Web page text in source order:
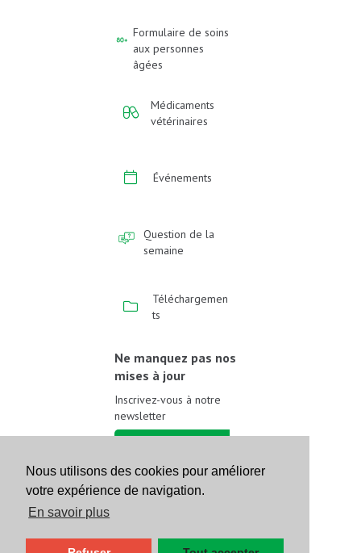
Nous utilisons des cookies pour améliorer
votre expérience de navigation.
En savoir plus
Formulaire de soins
aux personnes
âgées
Médicaments
vétérinaires
Événements
Question de la
semaine
Téléchargemen
ts
Ne manquez pas nos
mises à jour
Inscrivez-vous à notre
newsletter
Suivez-nous sur les